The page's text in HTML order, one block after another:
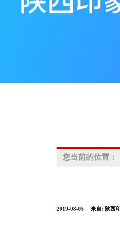
您当前的位置：
2019-08-05 来自: 陕西